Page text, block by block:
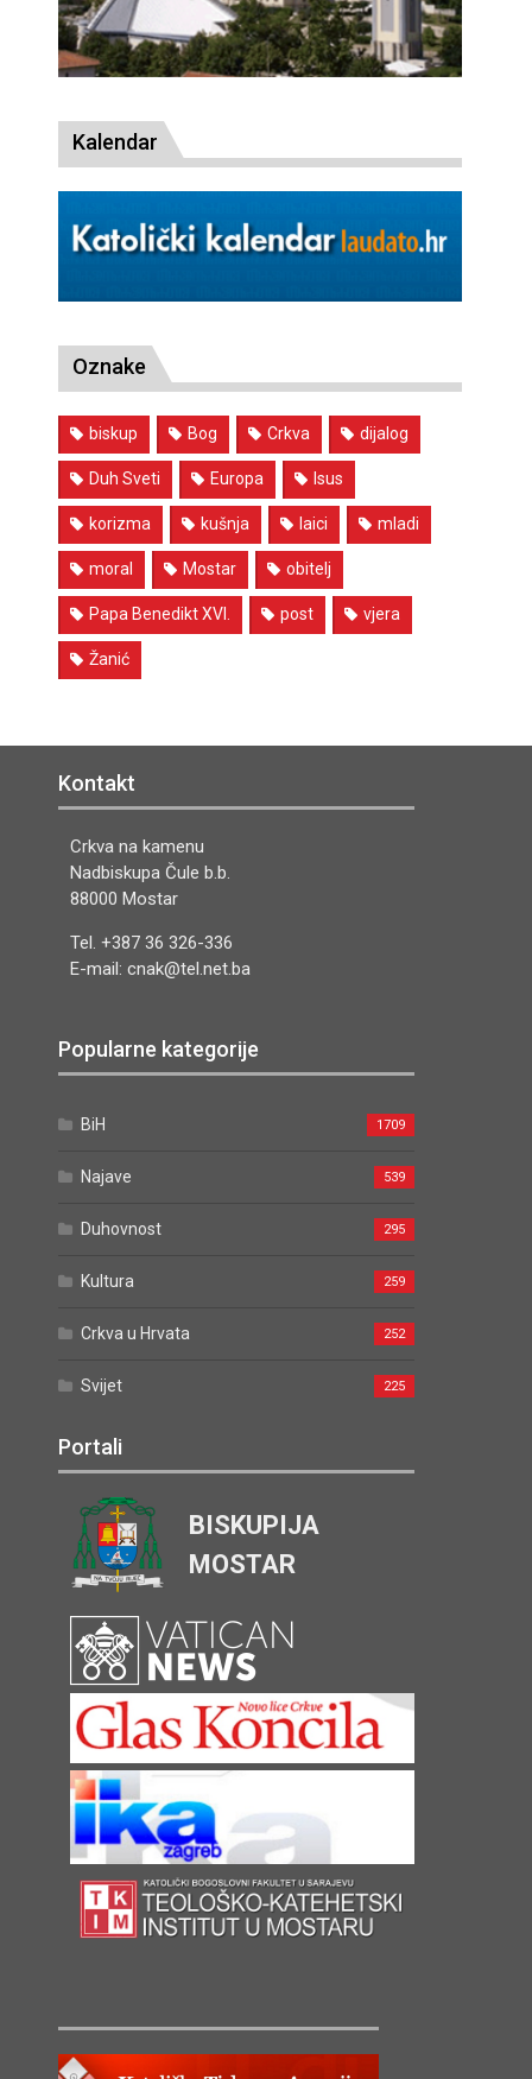
Kalendar
Oznake
biskup Bog Crkva dijalog
Duh Sveti Europa Isus
korizma kušnja laici mladi
moral Mostar obitelj
Papa Benedikt XVI. post vjera
Žanić
Kontakt
Crkva na kamenu
Nadbiskupa Čule b.b.
88000 Mostar
Tel. +387 36 326-336
E-mail: cnak@tel.net.ba
Popularne kategorije
BiH 1709
Najave 539
Duhovnost 295
Kultura 259
Crkva u Hrvata 252
Svijet 225
Portali
BISKUPIJA
MOSTAR